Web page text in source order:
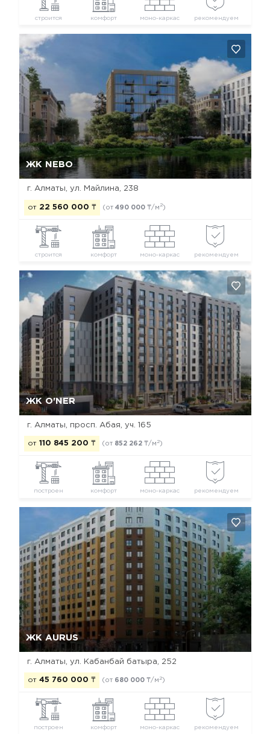
строится комфорт моно-каркас рекомендуем
ЖК NEBO
г. Алматы, ул. Майлина, 238
от 22 560 000 ₸ (от 490 000 ₸/м2)
строится комфорт моно-каркас рекомендуем
Отмена
ЖК O'NER
г. Алматы, просп. Абая, уч. 165
от 110 845 200 ₸ (от 852 262 ₸/м 2)
построен комфорт моно-каркас рекомендуем
ЖК AURUS
г. Алматы, ул. Кабанбай батыра, 252
от 45 760 000 ₸ (от 680 000 ₸/м 2)
построен комфорт моно-каркас рекомендуем
Да, удалить